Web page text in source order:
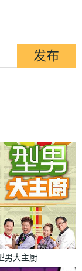
男大主厨